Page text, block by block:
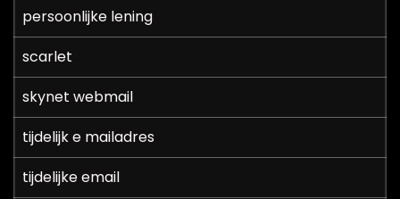
persoonlijke lening
scarlet
skynet webmail
tijdelijk e mailadres
tijdelijke email